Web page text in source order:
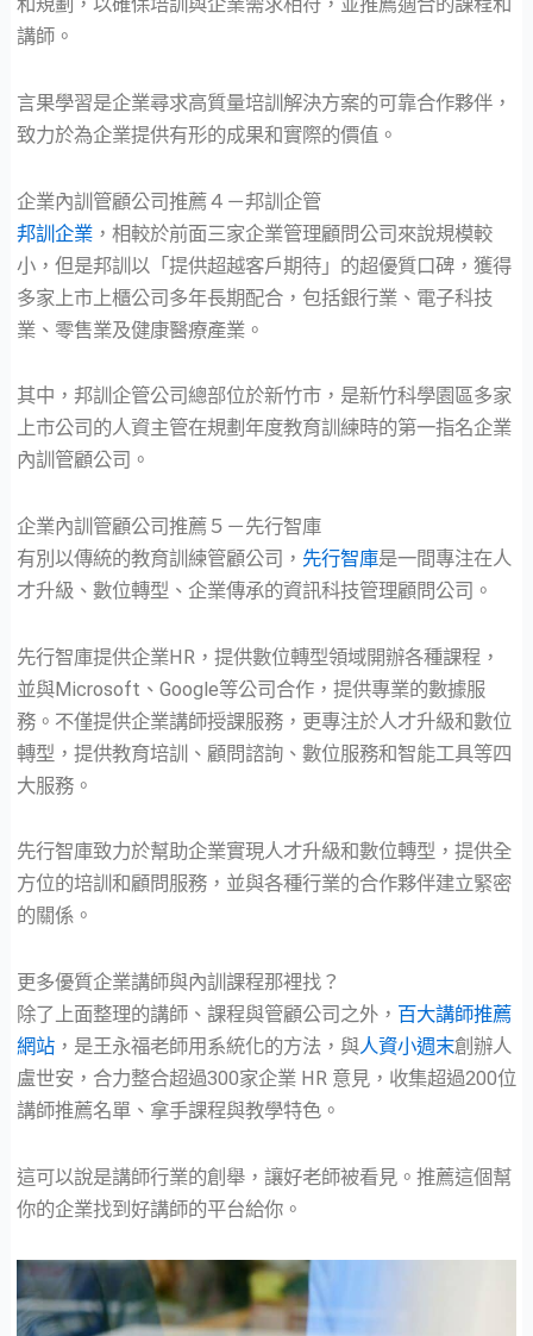
講師。
言果學習是企業尋求高質量培訓解決方案的可靠合作夥伴，
致力於為企業提供有形的成果和實際的價值。
企業內訓管顧公司推薦４－邦訓企管
邦訓企業，相較於前面三家企業管理顧問公司來說規模較
小，但是邦訓以「提供超越客戶期待」的超優質口碑，獲得
多家上市上櫃公司多年長期配合，包括銀行業、電子科技
業、零售業及健康醫療產業。
其中，邦訓企管公司總部位於新竹市，是新竹科學園區多家
上市公司的人資主管在規劃年度教育訓練時的第一指名企業
內訓管顧公司。
企業內訓管顧公司推薦５－先行智庫
有別以傳統的教育訓練管顧公司， 先行智庫是一間專注在人
才升級、數位轉型、企業傳承的資訊科技管理顧問公司。
先行智庫提供企業HR，提供數位轉型領域開辦各種課程，
並與Microsoft、Google等公司合作，提供專業的數據服
務。不僅提供企業講師授課服務，更專注於人才升級和數位
轉型，提供教育培訓、顧問諮詢、數位服務和智能工具等四
大服務。
先行智庫致力於幫助企業實現人才升級和數位轉型，提供全
方位的培訓和顧問服務，並與各種行業的合作夥伴建立緊密
的關係。
更多優質企業講師與內訓課程那裡找？
除了上面整理的講師、課程與管顧公司之外， 百大講師推薦
網站，是王永福老師用系統化的方法，與⼈資⼩週末創辦⼈
盧世安，合力整合超過300家企業 HR 意見，收集超過200位
講師推薦名單、拿手課程與教學特色。
這可以說是講師行業的創舉，讓好老師被看見。推薦這個幫
你的企業找到好講師的平台給你。